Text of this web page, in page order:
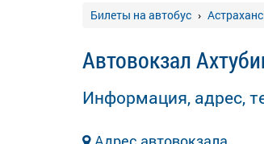
Билеты на автобус
Автовокзал
Информация, адрес,